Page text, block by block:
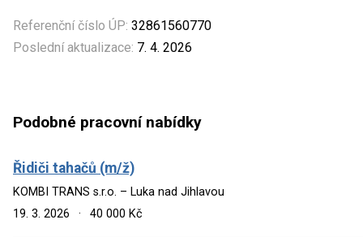
Referenční číslo ÚP: 32861560770
Poslední aktualizace: 7. 4. 2026
Podobné pracovní nabídky
Řidiči tahačů (m/ž)
KOMBI TRANS s.r.o. – Luka nad Jihlavou
19. 3. 2026
· 40 000 Kč